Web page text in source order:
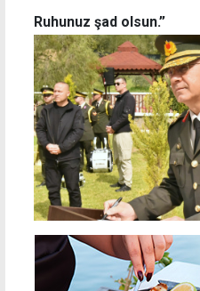
Ruhunuz şad olsun.”